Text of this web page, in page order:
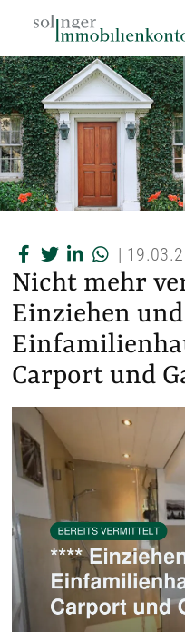
|
Nicht mehr
Einziehen
Carport und